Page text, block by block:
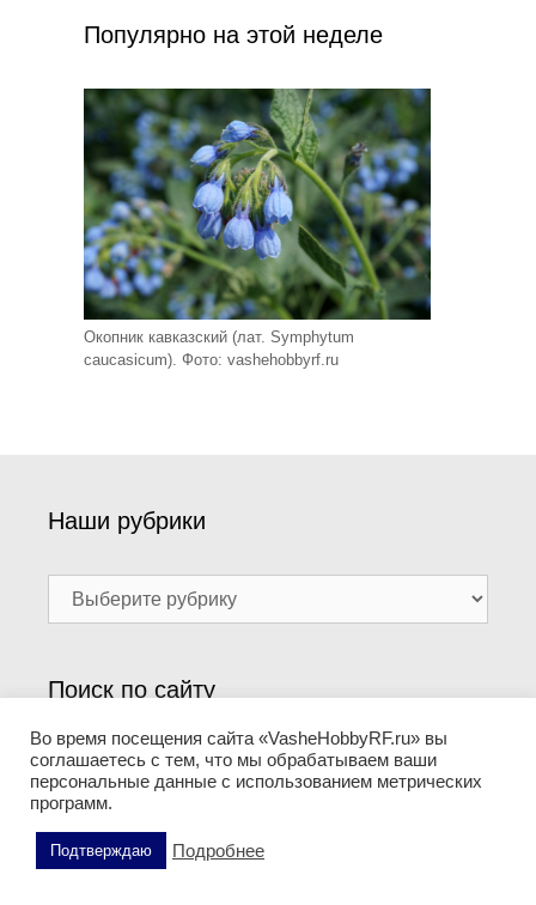
Популярно на этой неделе
Окопник кавказский (лат. Symphytum
caucasicum). Фото: vashehobbyrf.ru
Наши рубрики
Наши
рубрики
Поиск по сайту
Поиск:
Информация
Во время посещения сайта «VasheHobbyRF.ru» вы
соглашаетесь с тем, что мы обрабатываем ваши
персональные данные с использованием метрических
программ.
Подтверждаю Подробнее